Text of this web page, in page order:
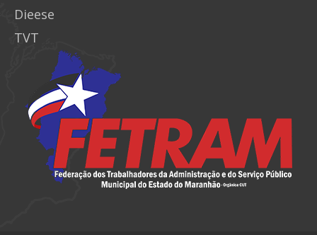
Dieese
TVT